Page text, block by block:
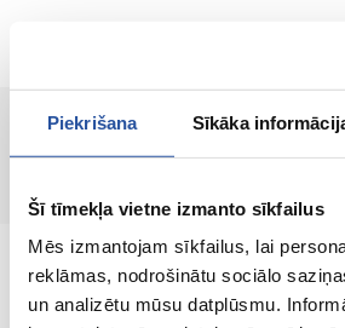
Piekrišana Sīkāka
Šī tīmekļa vietne izmanto sīkfailus
Mēs izmantojam sīkfailus, lai
reklāmas, nodrošinātu sociālo
un analizētu mūsu datplūsmu.
Страница не